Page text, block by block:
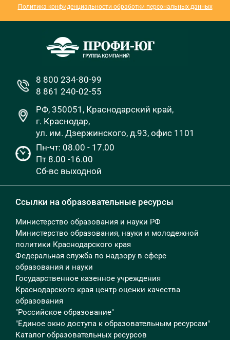
Политика конфиденциальности обработки персональных данных
8 800 234-80-99
8 861 240-02-55
РФ, 350051, Краснодарский край,
г. Краснодар,
ул. им. Дзержинского, д.93, офис 1101
Пн-чт: 08.00 - 17.00
Пт 8.00 -16.00
Сб-вс выходной
Ссылки на образовательные ресурсы
Министерство образования и науки РФ
Министерство образования, науки и молодежной
политики Краснодарского края
Федеральная служба по надзору в сфере
образования и науки
Государственное казенное учреждения
Краснодарского края центр оценки качества
образования
"Российское образование"
"Единое окно доступа к образовательным ресурсам"
Каталог образовательных ресурсов